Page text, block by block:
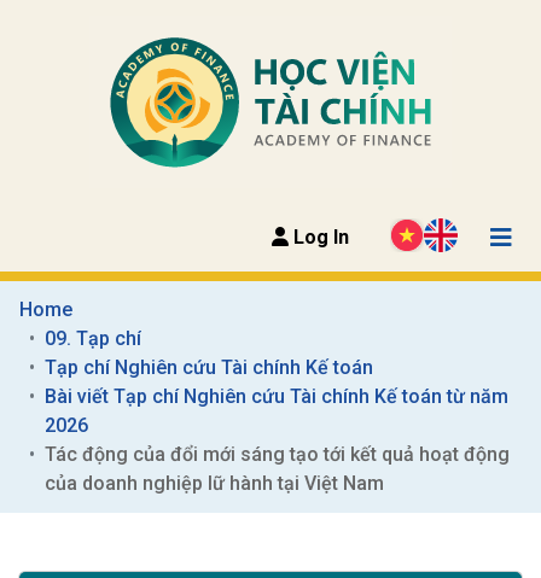
Log In
Home
09. Tạp chí
Tạp chí Nghiên cứu Tài chính Kế toán
Bài viết Tạp chí Nghiên cứu Tài chính Kế toán từ năm
2026
Tác động của đổi mới sáng tạo tới kết quả hoạt động
của doanh nghiệp lữ hành tại Việt Nam